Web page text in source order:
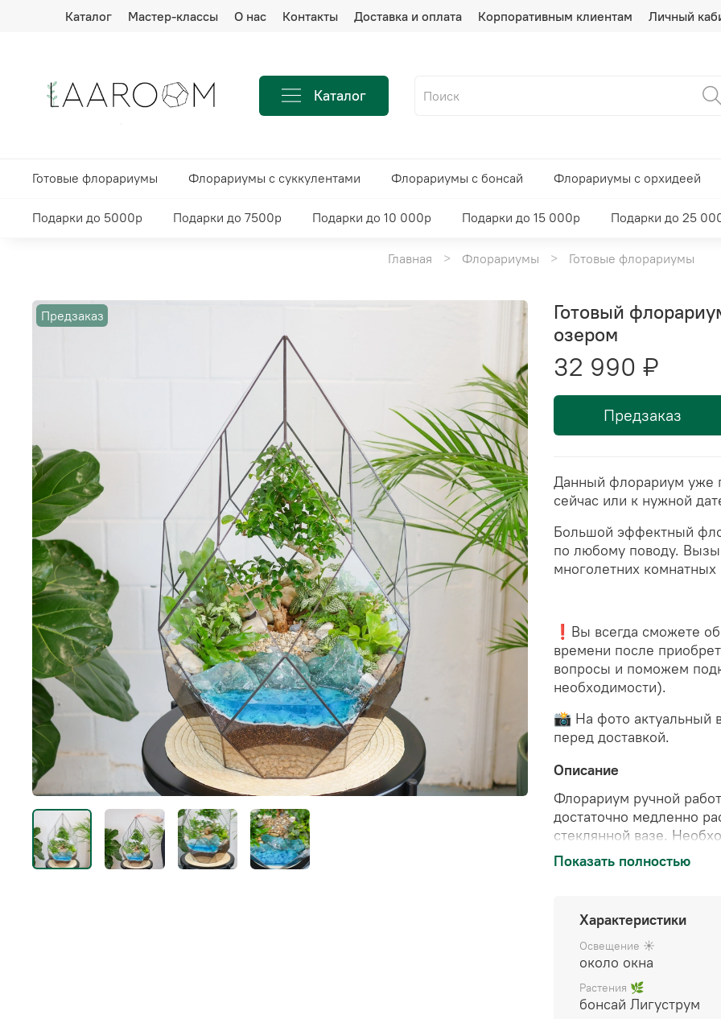
Каталог Мастер-классы О нас Контакты Доставка и оплата Корпоративным клиентам Личный
Каталог
Готовые флорариумы Флорариумы с суккулентами Флорариумы с бонсай Флорариумы с орхидеей
Подарки до 5000р Подарки до 7500р Подарки до 10 000р Подарки до 15 000р Подарки до 25
Главная Флорариумы Готовые флорариумы
Предзаказ
Готовый
озером
32 990 ₽
Предзаказ
Данный флорариум уже
сейчас или к нужной
Большой эффектный
по любому поводу.
многолетних комнатных
❗Вы всегда сможете
времени после
вопросы и поможем
необходимости).
📸 На фото актуальный
перед доставкой.
Описание
Флорариум ручной
достаточно медленно
стеклянной вазе.
крону дерева.
выполнена из
Цена указана за
декором), упакован в
Показать полностью
Характеристики
Освещение ☀️
около окна
Растения 🌿
бонсай Лигуструм